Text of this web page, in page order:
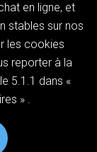
en ligne, et
stables sur nos
les cookies
reporter à la
5.1.1 dans «
» .